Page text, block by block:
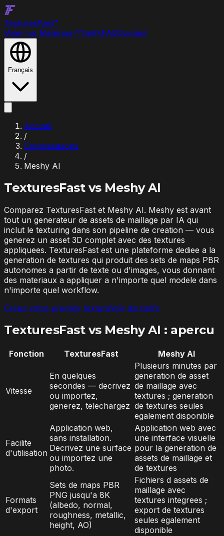
TexturesFast™
Voler un Matériau ↗ TarifsFAQContact
Français
Accueil
/
Comparaisons
/
Meshy AI
TexturesFast vs Meshy AI
Comparez TexturesFast et Meshy AI. Meshy est avant
tout un generateur de assets de maillage par IA qui
inclut le texturing dans son pipeline de creation — vous
generez un asset 3D complet avec des textures
appliquees. TexturesFast est une plateforme dediee a la
generation de textures qui produit des sets de maps PBR
autonomes a partir de texte ou d'images, vous donnant
des materiaux a appliquer a n'importe quel modele dans
n'importe quel workflow.
Creez votre premier textureVoir les tarifs
TexturesFast vs Meshy AI : apercu
Fonction TexturesFast Meshy AI
Vitesse
En quelques
secondes — decrivez
ou importez,
generez, telechargez
Plusieurs minutes par
generation de asset
de maillage avec
textures ; generation
de textures seules
egalement disponible
Facilite
d'utilisation
Application web,
sans installation.
Decrivez une surface
ou importez une
photo.
Application web avec
une interface visuelle
pour la generation de
assets de maillage et
de textures
Formats
d'export
Sets de maps PBR
PNG jusqu'a 8K
(albedo, normal,
roughness, metallic,
height, AO)
Fichiers d assets de
maillage avec
textures integrees ;
export de textures
seules egalement
disponible